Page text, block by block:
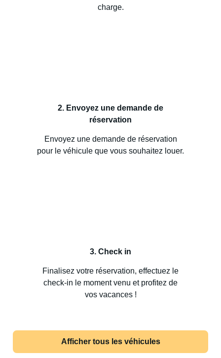
charge.
2. Envoyez une demande de
réservation
Envoyez une demande de réservation
pour le véhicule que vous souhaitez louer.
3. Check in
Finalisez votre réservation, effectuez le
check-in le moment venu et profitez de
vos vacances !
Afficher tous les véhicules